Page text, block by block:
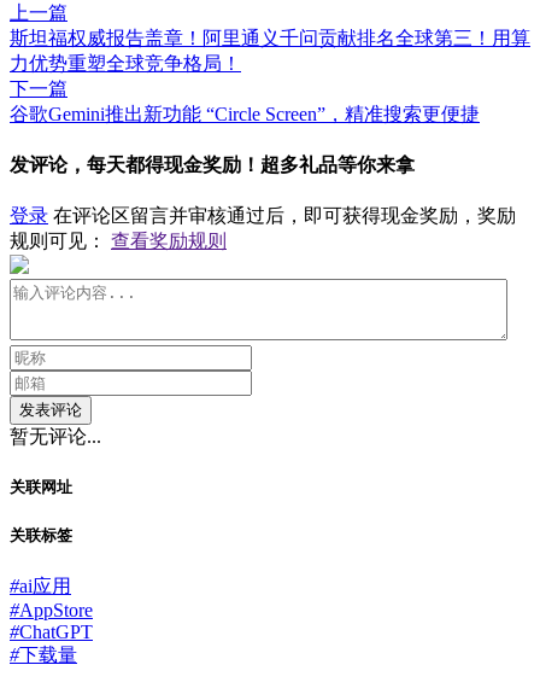
上一篇
斯坦福权威报告盖章！阿里通义千问贡献排名全球第三！用算
力优势重塑全球竞争格局！
下一篇
谷歌Gemini推出新功能 “Circle Screen”，精准搜索更便捷
发评论，每天都得现金奖励！超多礼品等你来拿
登录 在评论区留言并审核通过后，即可获得现金奖励，奖励
规则可见： 查看奖励规则
发表评论
暂无评论...
关联网址
关联标签
#ai应用
#AppStore
#ChatGPT
#下载量